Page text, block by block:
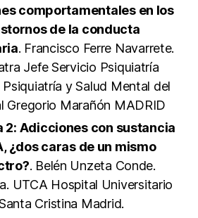
comportamentales en los
de la conducta
. Francisco Ferre Navarrete.
Jefe Servicio Psiquiatría
y Salud Mental del
Gregorio Marañón MADRID
2: Adicciones con sustancia
¿dos caras de un mismo
. Belén Unzeta Conde.
UTCA Hospital Universitario
Cristina Madrid.